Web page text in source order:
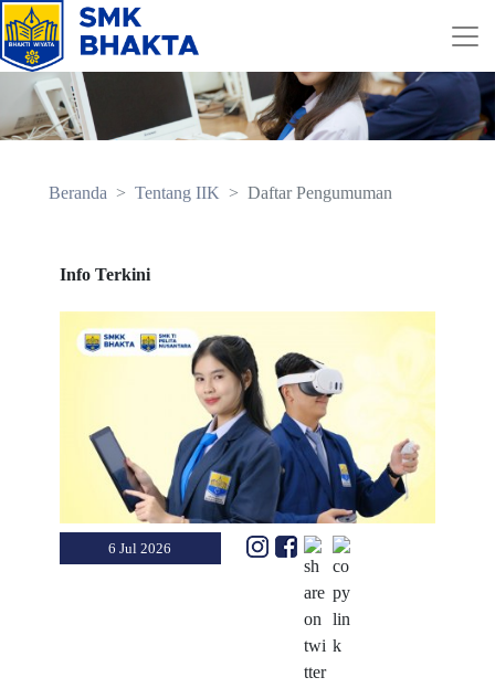
Beranda Tentang IIK Daftar Pengumuman
Info Terkini
6 Jul 2026